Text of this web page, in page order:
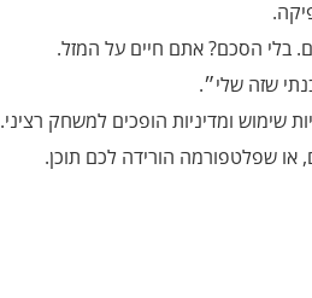
בלי הסכם? אתם חיים על המזל.
שזה שלי״.
שימוש ומדיניות הופכים למשחק רציני.
או שפלטפורמה הורידה לכם תוכן.